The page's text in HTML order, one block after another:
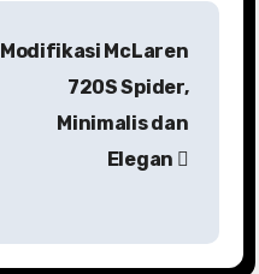
Modifikasi McLaren
720S Spider,
Minimalis dan
Elegan